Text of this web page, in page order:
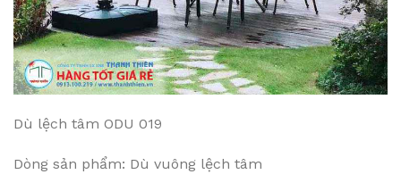
Dù lệch tâm ODU 019
Dòng sản phẩm: Dù vuông lệch tâm